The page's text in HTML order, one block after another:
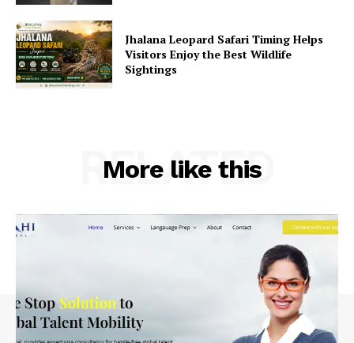
Jhalana Leopard Safari Timing Helps
Visitors Enjoy the Best Wildlife
Sightings
More like this
RELATED